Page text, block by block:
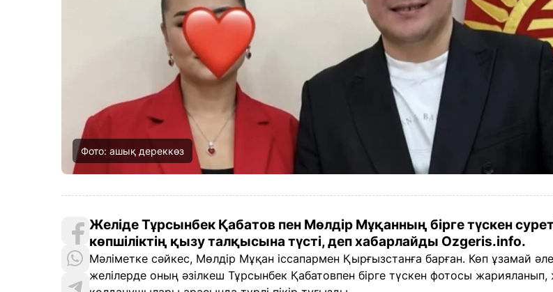
Фото: ашық дереккөз
Желіде Тұрсынбек Қабатов пен Мөлдір Мұқанның бірге түскен
көпшіліктің қызу талқысына түсті, деп хабарлайды Ozgeris.info.
Мәліметке сәйкес, Мөлдір Мұқан іссапармен Қырғызстанға барған. Көп ұзамай
желілерде оның әзілкеш Тұрсынбек Қабатовпен бірге түскен фотосы жарияланып,